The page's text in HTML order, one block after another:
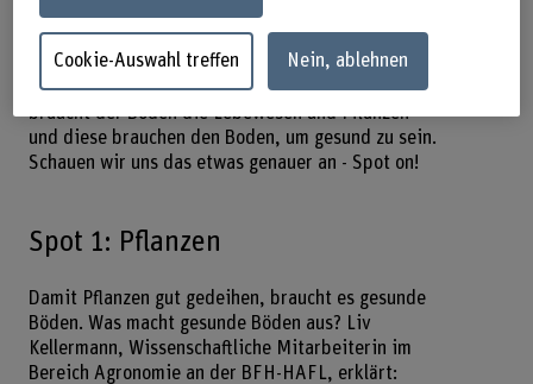
So schön sieht es unter der Oberfläche aus. Dabei
braucht der Boden die Lebewesen und Pflanzen
und diese brauchen den Boden, um gesund zu sein.
Schauen wir uns das etwas genauer an - Spot on!
Spot 1: Pflanzen
Damit Pflanzen gut gedeihen, braucht es gesunde
Böden. Was macht gesunde Böden aus? Liv
Kellermann, Wissenschaftliche Mitarbeiterin im
Bereich Agronomie an der BFH-HAFL, erklärt:
Cookie-Auswahl treffen Nein, ablehnen